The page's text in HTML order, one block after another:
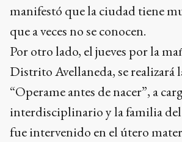
manifestó que la ciudad tiene
que a veces no se conocen.
Por otro lado, el jueves por la
Distrito Avellaneda, se realizará
“Operame antes de nacer”, a
interdisciplinario y la familia
fue intervenido en el útero